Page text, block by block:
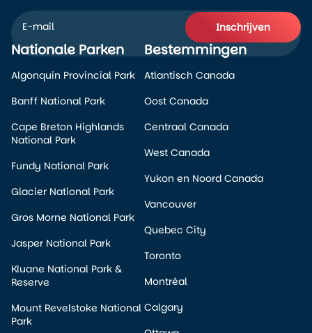
Nationale Parken
Algonquin Provincial Park
Banff National Park
Cape Breton Highlands
National Park
Fundy National Park
Glacier National Park
Gros Morne National Park
Jasper National Park
Kluane National Park &
Reserve
Mount Revelstoke National
Park
Bestemmingen
Atlantisch Canada
Oost Canada
Centraal Canada
West Canada
Yukon en Noord Canada
Vancouver
Quebec City
Toronto
Montréal
Calgary
Inschrijven
Alternative: